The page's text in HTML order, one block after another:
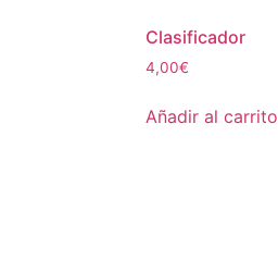
Clasificador
4,00€
Añadir al carrito